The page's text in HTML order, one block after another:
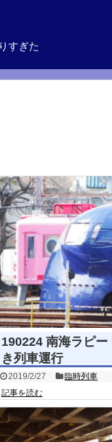
すぎた
190224 南海ラピ
き列車運行
2019/2/27
臨時列車
記事を読む